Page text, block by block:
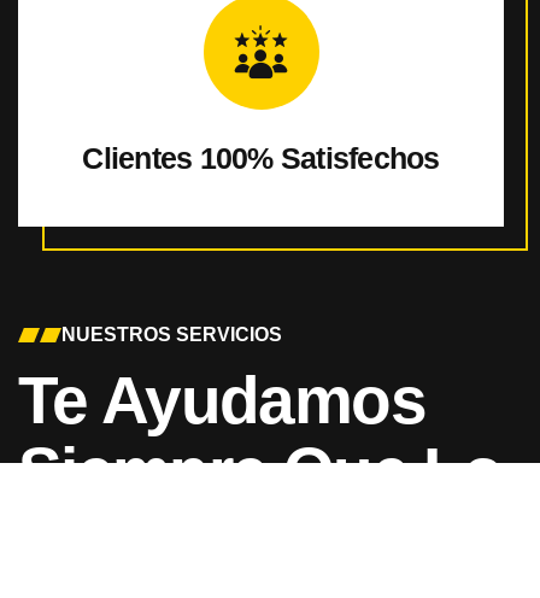
Clientes 100% Satisfechos
NUESTROS SERVICIOS
Te Ayudamos
Siempre Que Lo